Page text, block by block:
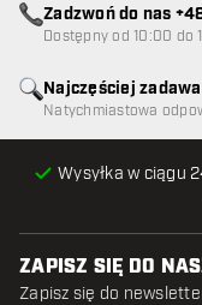
Wysyłka w ciągu
Najczęściej
Natychmiastowa
Zadzwoń do nas
Dostępny od 10:00 do
ZAPISZ SIĘ DO
Zapisz się do